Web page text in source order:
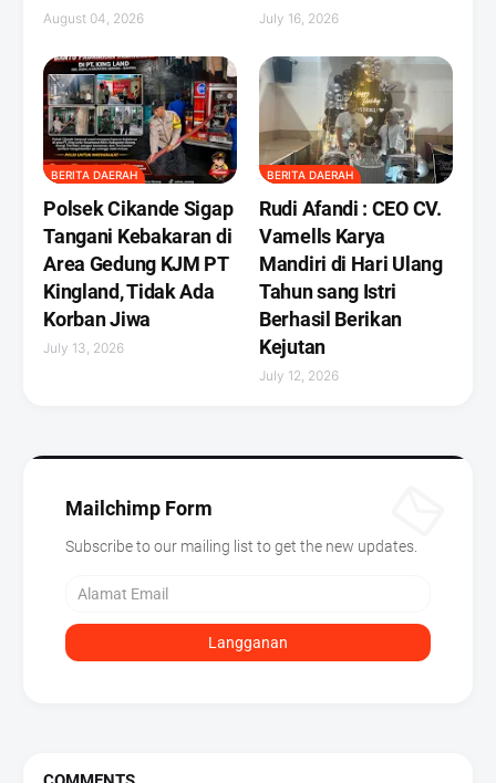
August 04, 2026 July 16, 2026
BERITA DAERAH
Polsek Cikande Sigap
Tangani Kebakaran di
Area Gedung KJM PT
Kingland, Tidak Ada
Korban Jiwa
July 13, 2026
BERITA DAERAH
Rudi Afandi : CEO CV.
Vamells Karya
Mandiri di Hari Ulang
Tahun sang Istri
Berhasil Berikan
Kejutan ‎
July 12, 2026
Mailchimp Form
Subscribe to our mailing list to get the new updates.